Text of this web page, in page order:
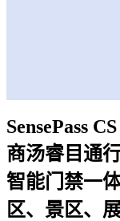
SensePass CS
商汤睿目通
智能门禁一
区、景区、